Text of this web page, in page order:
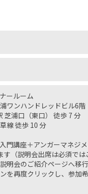
ールーム
ワンハンドレッドビル6階
芝浦口（東口） 徒歩 7 分
線 徒歩 10 分
門講座＋アンガーマネジ
（説明会出席は必須で
明会のご紹介ページへ移
を再度クリックし、参加